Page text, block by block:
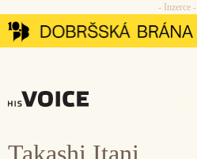
Přeskočit
na
- Inzerce -
Takashi Itani